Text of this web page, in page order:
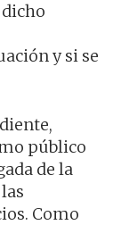
y si se
público
de la
Como